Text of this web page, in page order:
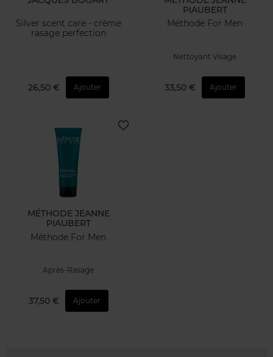
Silver scent care - crème
rasage perfection
26,50 € Ajouter
PIAUBERT
Méthode For Men
Nettoyant Visage
33,50 € Ajouter
MÉTHODE JEANNE
PIAUBERT
Méthode For Men
Après-Rasage
37,50 € Ajouter